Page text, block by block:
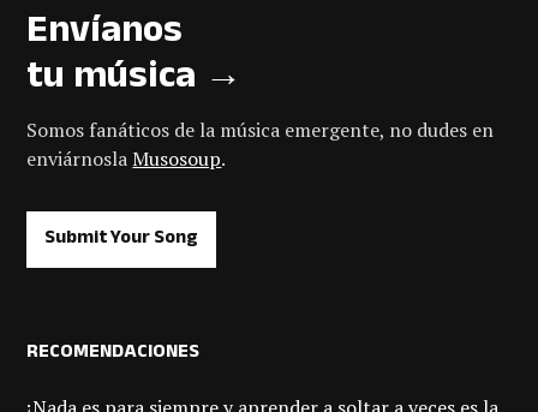
Envíanos
tu música →
Somos fanáticos de la música emergente, no dudes en
enviárnoslaMusosoup.
Submit Your Song
RECOMENDACIONES